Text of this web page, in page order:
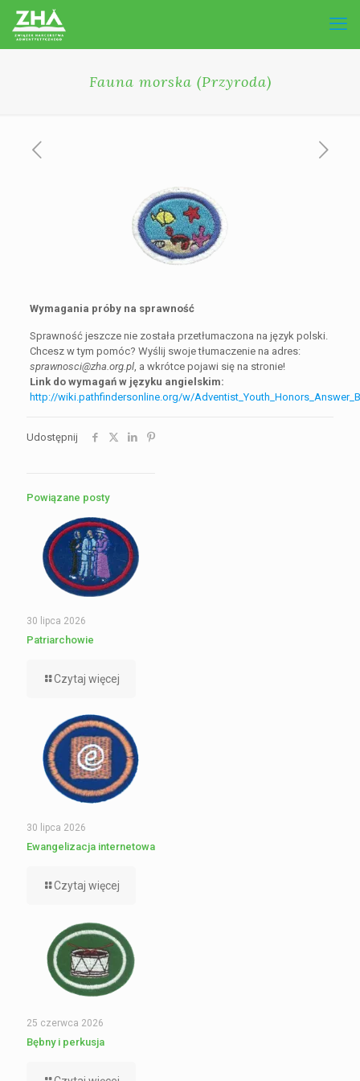
Fauna morska (Przyroda)
Wymagania próby na sprawność
Sprawność jeszcze nie została przetłumaczona na język polski.
Chcesz w tym pomóc? Wyślij swoje tłumaczenie na adres:
sprawnosci@zha.org.pl, a wkrótce pojawi się na stronie!
Link do wymagań w języku angielskim:
http://wiki.pathfindersonline.org/w/
Udostępnij
Powiązane posty
30 lipca 2026
Patriarchowie
Czytaj więcej
30 lipca 2026
Ewangelizacja internetowa
Czytaj więcej
25 czerwca 2026
Bębny i perkusja